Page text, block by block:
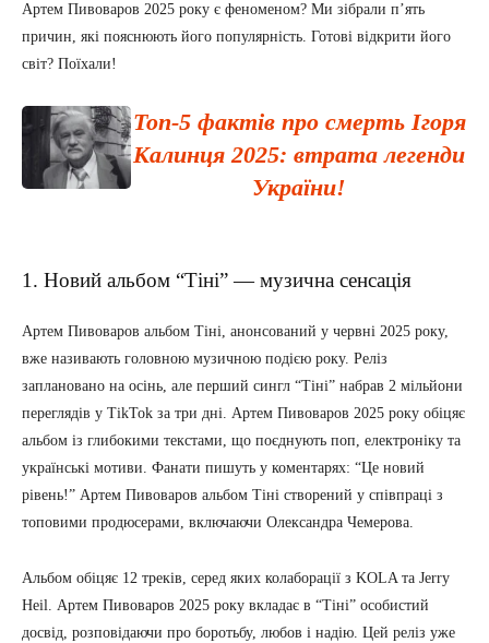
Артем Пивоваров 2025 року є феноменом? Ми зібрали п’ять
причин, які пояснюють його популярність. Готові відкрити його
світ? Поїхали!
Топ-5 фактів про смерть Ігоря
Калинця 2025: втрата легенди
України!
1. Новий альбом “Тіні” — музична сенсація
Артем Пивоваров альбом Тіні, анонсований у червні 2025 року,
вже називають головною музичною подією року. Реліз
заплановано на осінь, але перший сингл “Тіні” набрав 2 мільйони
переглядів у TikTok за три дні. Артем Пивоваров 2025 року обіцяє
альбом із глибокими текстами, що поєднують поп, електроніку та
українські мотиви. Фанати пишуть у коментарях: “Це новий
рівень!” Артем Пивоваров альбом Тіні створений у співпраці з
топовими продюсерами, включаючи Олександра Чемерова.
Альбом обіцяє 12 треків, серед яких колаборації з KOLA та Jerry
Heil. Артем Пивоваров 2025 року вкладає в “Тіні” особистий
досвід, розповідаючи про боротьбу, любов і надію. Цей реліз уже